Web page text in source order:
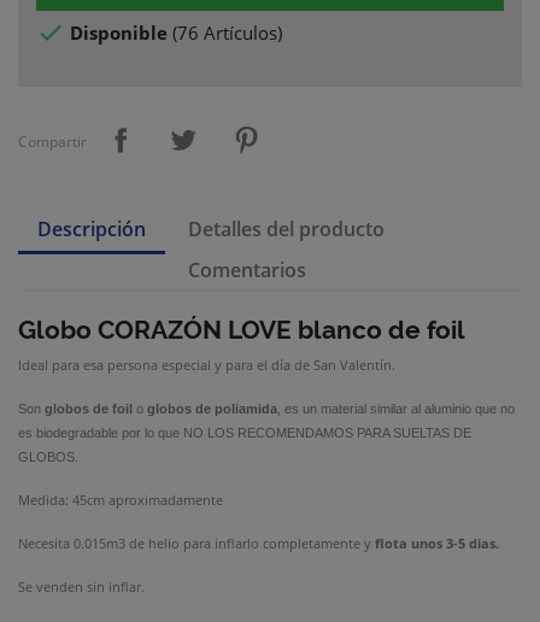
 Disponible (76 Artículos)
Compartir
Descripción
Detalles del producto
Comentarios
Globo CORAZÓN LOVE blanco de foil
Ideal para esa persona especial y para el día de San Valentín.
Son globos de foil o globos de poliamida , es un material similar al aluminio que no
es biodegradable por lo que NO LOS RECOMENDAMOS PARA SUELTAS DE
GLOBOS.
Medida: 45cm aproximadamente
Necesita 0.015m3 de helio para inflarlo completamente y flota unos 3-5 dias.
Se venden sin inflar.